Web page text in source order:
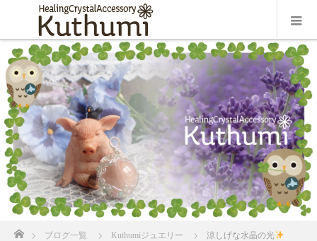
ブログ一覧 Kuthumiジュエリー 涼しげな水晶の光